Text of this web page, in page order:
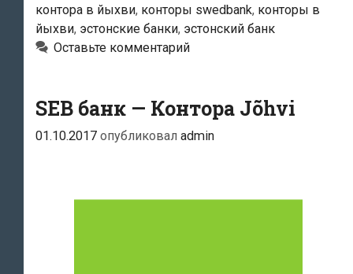
контора в йыхви, конторы swedbank, конторы в
йыхви, эстонские банки, эстонский банк
Оставьте комментарий
SEB банк — Контора Jõhvi
01.10.2017 опубликовал admin